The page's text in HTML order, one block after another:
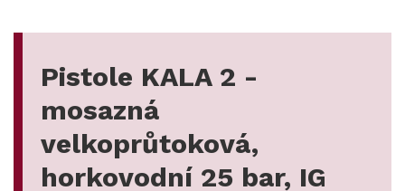
Pistole KALA 2 -
mosazná
velkoprůtoková,
horkovodní 25 bar, IG